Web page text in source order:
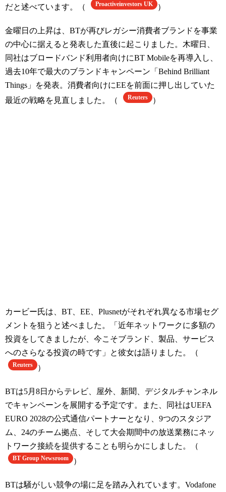
だと述べています。（
Proactiveinvestors UK ）
金曜日の上昇は、BTが再びレガシー消費者ブランドを事業
の中心に据えると発表した直後に起こりました。木曜日、
同社はブロードバンド利用者向けにBT Mobileを再導入し、
過去10年で最大のブランドキャンペーン「Behind Brilliant
Things」を発表。消費者向けにEEを前面に押し出していた
最近の戦略を見直しました。（
Reuters ）
カービー氏は、BT、EE、Plusnetがそれぞれ異なる市場セグ
メントを狙うと述べました。「近年ネットワークに多額の
投資をしてきましたが、今こそブランド、製品、サービス
へのさらなる投資の時です」と彼女は語りました。（
Reuters ）
BTは5月8日からテレビ、屋外、新聞、デジタルチャンネル
でキャンペーンを展開する予定です。また、同社はUEFA
EURO 2028の公式通信パートナーとなり、9つのスタジア
ム、24のチーム拠点、そして大会期間中の放送業務にネッ
トワーク接続を提供することも明らかにしました。（
BT Group Newsroom ）
BTは騒がしい競争の場に足を踏み入れています。Vodafone